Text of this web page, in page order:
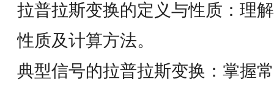
拉普拉斯变换的定义与性质：理
性质及计算方法。
典型信号的拉普拉斯变换：掌握